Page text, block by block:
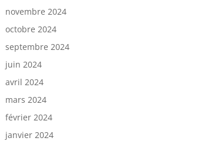
novembre 2024
octobre 2024
septembre 2024
juin 2024
avril 2024
mars 2024
février 2024
janvier 2024